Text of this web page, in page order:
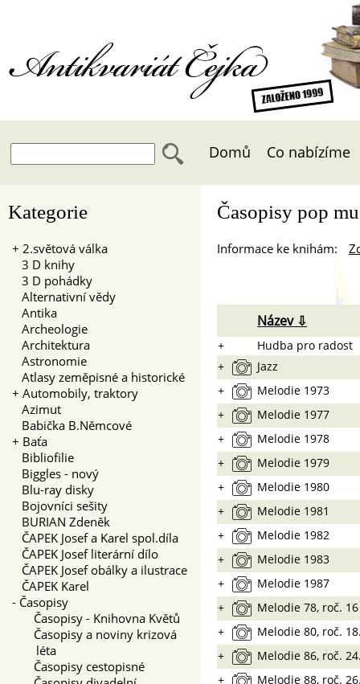
Antikvariát Čejka
Domů Co nabízíme
Kategorie
+ 2.světová válka
3 D knihy
3 D pohádky
Alternativní vědy
Antika
Archeologie
Architektura
Astronomie
Atlasy zeměpisné a historické
+ Automobily, traktory
Azimut
Babička B.Němcové
+ Baťa
Bibliofilie
Biggles - nový
Blu-ray disky
Bojovníci sešity
BURIAN Zdeněk
ČAPEK Josef a Karel spol.díla
ČAPEK Josef literární dílo
ČAPEK Josef obálky a ilustrace
ČAPEK Karel
- Časopisy
Časopisy - Knihovna Květů
Časopisy a noviny krizová
léta
Časopisy cestopisné
Časopisy pop
Informace ke knihám:
Název ⇩
+
Hudba pro radost
+
Jazz
+
Melodie 1973
+
Melodie 1977
+
Melodie 1978
+
Melodie 1979
+
Melodie 1980
+
Melodie 1981
+
Melodie 1982
+
Melodie 1983
+
Melodie 1987
+
Melodie 78, roč. 16
+
Melodie 80, roč.
+
Melodie 86, roč.
+
Melodie 88, roč.